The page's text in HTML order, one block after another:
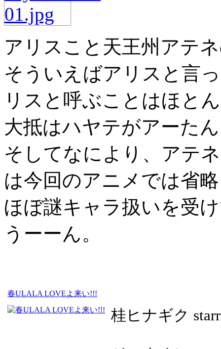
アリスこと天王州アテ
そういえばアリスと言
リスと呼ぶことはほと
大抵はハヤテがアーた
そしてなにより、アテ
は今回のアニメでは省
ほぼ謎キャラ扱いを受
うーーん。
春ULALA LOVEよ来い!!!
桂ヒナギク